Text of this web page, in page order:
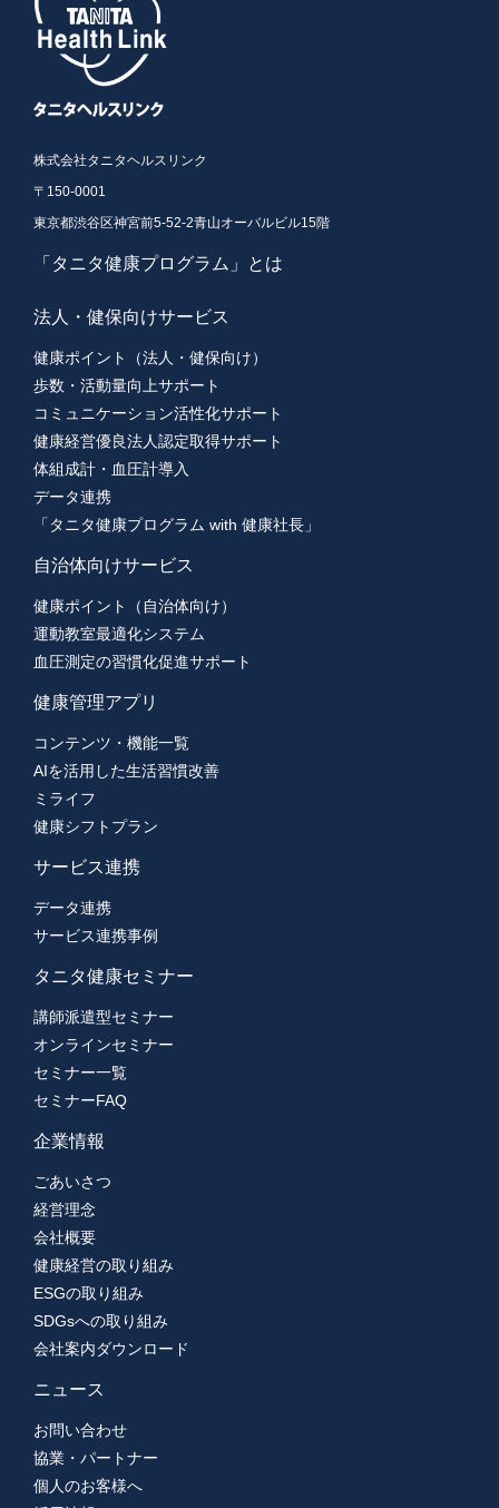
株式会社タニタヘルスリンク
〒150-0001
東京都渋谷区神宮前5-52-2青山オーバルビル15階
「タニタ健康プログラム」とは
法人・健保向けサービス
健康ポイント（法人・健保向け）
歩数・活動量向上サポート
コミュニケーション活性化サポート
健康経営優良法人認定取得サポート
体組成計・血圧計導入
データ連携
「タニタ健康プログラム with 健康社長」
自治体向けサービス
健康ポイント（自治体向け）
運動教室最適化システム
血圧測定の習慣化促進サポート
健康管理アプリ
コンテンツ・機能一覧
AIを活用した生活習慣改善
ミライフ
健康シフトプラン
サービス連携
データ連携
サービス連携事例
タニタ健康セミナー
講師派遣型セミナー
オンラインセミナー
セミナー一覧
セミナーFAQ
企業情報
ごあいさつ
経営理念
会社概要
健康経営の取り組み
ESGの取り組み
SDGsへの取り組み
会社案内ダウンロード
ニュース
お問い合わせ
協業・パートナー
個人のお客様へ